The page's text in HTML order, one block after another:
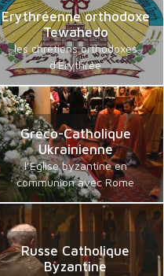
Erythréenne orthodoxe
Tewahedo
les chrétiens orthodoxes
d'Erythrée
Gréco-Catholique
Ukrainienne
l’Eglise byzantine en
communion avec Rome
Russe Catholique
Byzantine